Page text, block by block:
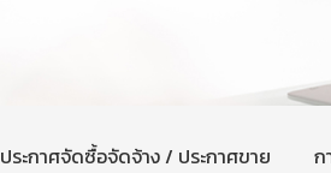
ประกาศจัดซื้อจัดจ้าง / ประกาศขาย ก